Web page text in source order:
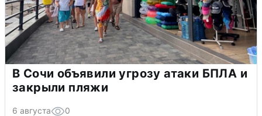
В Сочи объявили угрозу атаки БПЛА и
закрыли пляжи
6 августа 0